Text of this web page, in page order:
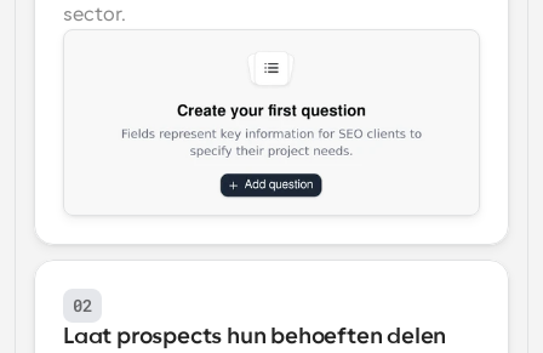
sector.
02
Laat prospects hun behoeften delen